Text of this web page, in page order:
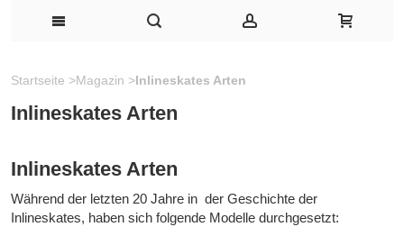
Startseite >Magazin >Inlineskates Arten
Inlineskates Arten
Inlineskates Arten
Während der letzten 20 Jahre in der Geschichte der
Inlineskates, haben sich folgende Modelle durchgesetzt: